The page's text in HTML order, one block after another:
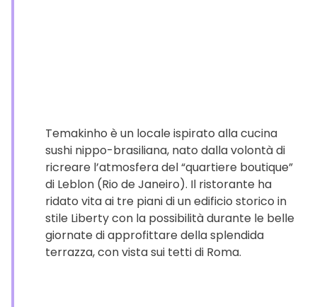
Temakinho è un locale ispirato alla cucina
sushi nippo-brasiliana, nato dalla volontà di
ricreare l’atmosfera del “quartiere boutique”
di Leblon (Rio de Janeiro). Il ristorante ha
ridato vita ai tre piani di un edificio storico in
stile Liberty con la possibilità durante le belle
giornate di approfittare della splendida
terrazza, con vista sui tetti di Roma.